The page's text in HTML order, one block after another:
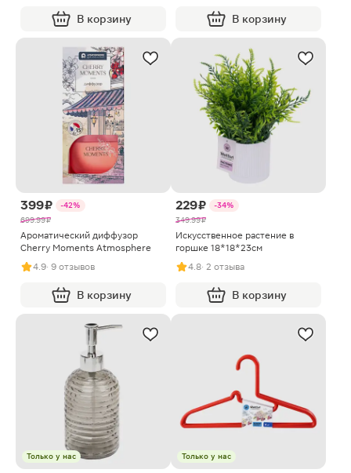
В корзину В корзину
399 ₽
-42%
699.99 ₽
Ароматический диффузор
Cherry Moments Atmosphere
4.9· 9 отзывов
В корзину
229 ₽
-34%
349.99 ₽
Искусственное растение в
горшке 18*18*23см
4.8· 2 отзыва
В корзину
Только у нас Только у нас